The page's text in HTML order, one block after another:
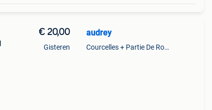
€ 20,00
Gisteren
audrey
Courcelles + Partie De Roux